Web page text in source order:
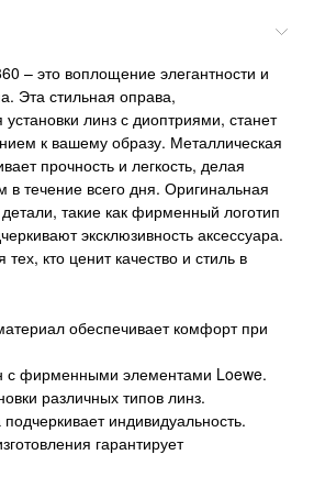
– это воплощение элегантности и
Эта стильная оправа,
линз с диоптриями, станет
к вашему образу. Металлическая
прочность и легкость, делая
течение всего дня. Оригинальная
такие как фирменный логотип
эксклюзивность аксессуара.
кто ценит качество и стиль в
обеспечивает комфорт при
с фирменными элементами Loewe.
различных типов линз.
индивидуальность.
гарантирует